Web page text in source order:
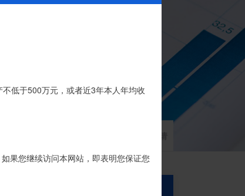
专用账户。投资者认购我司信托产品
低于500万元，或者近3年本人年均收
果您继续访问本网站，即表明您保证您